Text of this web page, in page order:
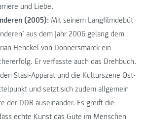
und Liebe.
(2005): Mit seinem Langfilmdebüt
aus dem Jahr 2006 gelang dem
Henckel von Donnersmarck ein
Er verfasste auch das Drehbuch.
Stasi-Apparat und die Kulturszene Ost-
und setzt sich zudem allgemein
der DDR auseinander. Es greift die
echte Kunst das Gute im Menschen